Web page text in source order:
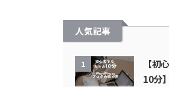
人気記事
1
【初
10分